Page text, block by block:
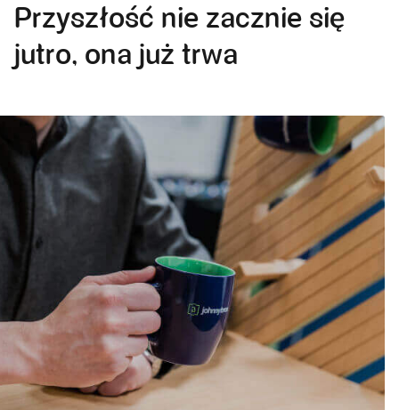
Przyszłość nie zacznie się
jutro, ona już trwa